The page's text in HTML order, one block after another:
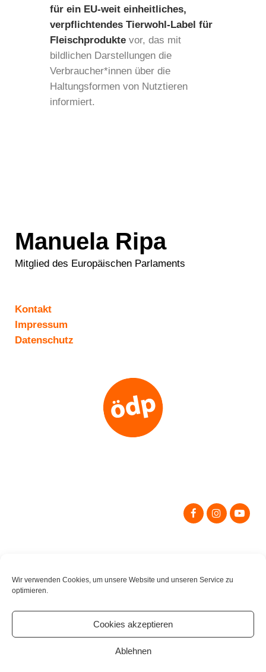
Wir verwenden Cookies, um unsere Website und unseren Service zu
optimieren.
Cookies akzeptieren
Ablehnen
für ein EU-weit einheitliches,
verpflichtendes Tierwohl-Label für
Fleischprodukte vor, das mit
bildlichen Darstellungen die
Verbraucher*innen über die
Haltungsformen von Nutztieren
informiert.
Manuela Ripa
Mitglied des Europäischen Parlaments
Kontakt
Impressum
Datenschutz